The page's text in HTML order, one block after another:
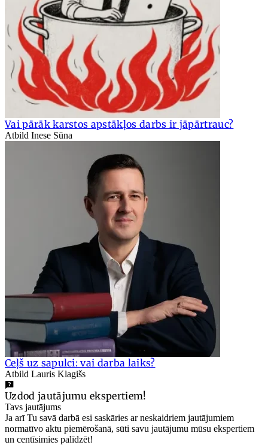
Vai pārāk karstos apstākļos darbs ir jāpārtrauc?
Atbild Inese Sūna
Ceļš uz sapulci: vai darba laiks?
Atbild Lauris Klagišs
Uzdod jautājumu ekspertiem!
Tavs jautājums
Ja arī Tu savā darbā esi saskāries ar neskaidriem jautājumiem
normatīvo aktu piemērošanā, sūti savu jautājumu mūsu ekspertiem
un centīsimies palīdzēt!